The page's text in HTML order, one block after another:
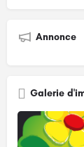
Annonce
Galerie